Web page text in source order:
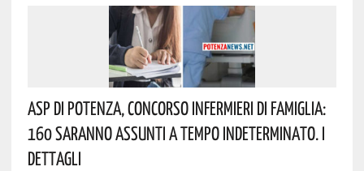
Asp Di Potenza, Concorso Infermieri Di Famiglia:
160 Saranno Assunti A Tempo Indeterminato. I
Dettagli